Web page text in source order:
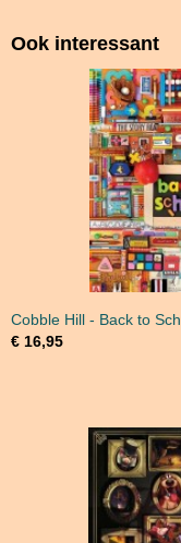
Ook interessant
Cobble Hill - Back to
€ 16,95